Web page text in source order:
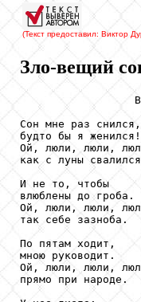
(Текст предоставил: Виктор
Зло-вещий
Сон мне раз снился,
будто бы я женился!
Ой, люли, люли,
как с луны
И не то, чтобы
влюблены до гроба.
Ой, люли, люли,
так себе зазноба.
По пятам ходит,
мною руководит.
Ой, люли, люли,
прямо при народе.